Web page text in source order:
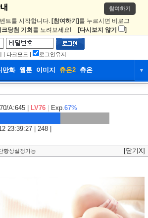
참여하기
트를 시작합니다. [참여하기] 를 누르시면 비로그
크당첨 기회 를 노려보세요! [다시보지 않기 ]
| 다크모드 | 로그인유지
만화 웹툰 이미지 츄온2 츄온 ▼
이미지 츄온2
A:645 | LV76 Exp.67%
23:39:27 | 248 |
항상설정가능 [닫기X]